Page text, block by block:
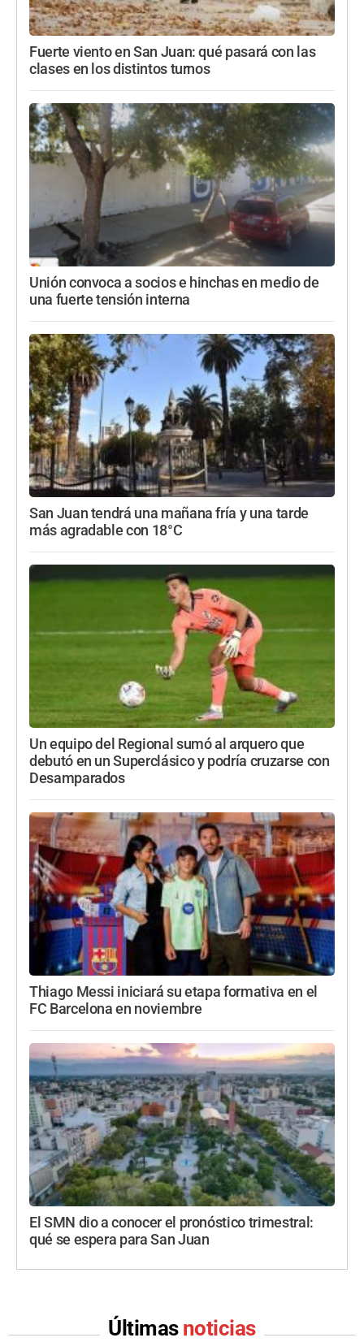
Fuerte viento en San Juan: qué pasará con las
clases en los distintos turnos
Unión convoca a socios e hinchas en medio de
una fuerte tensión interna
San Juan tendrá una mañana fría y una tarde
más agradable con 18°C
Un equipo del Regional sumó al arquero que
debutó en un Superclásico y podría cruzarse con
Desamparados
Thiago Messi iniciará su etapa formativa en el
FC Barcelona en noviembre
El SMN dio a conocer el pronóstico trimestral:
qué se espera para San Juan
Últimas noticias